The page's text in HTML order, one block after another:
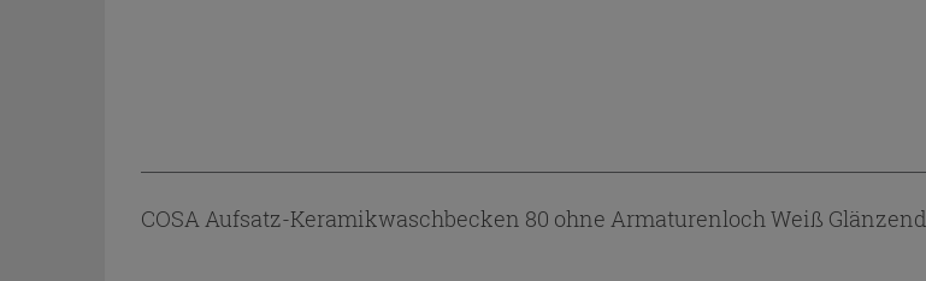
COSA Aufsatz-Keramikwaschbecken 80 ohne Armaturenloch Weiß Glänzend